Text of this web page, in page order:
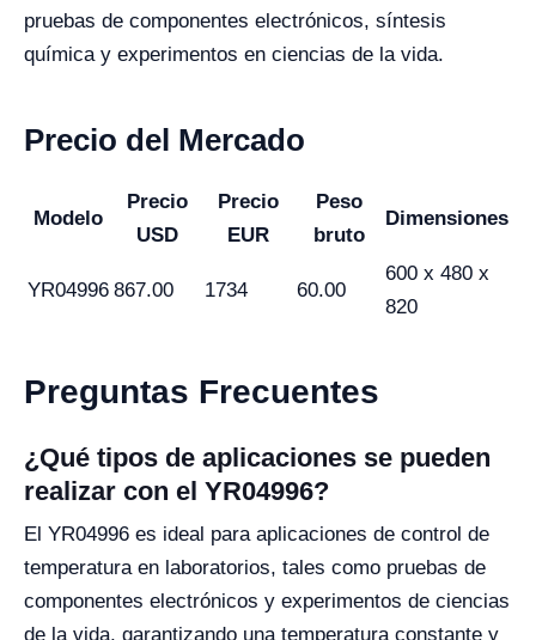
pruebas de componentes electrónicos, síntesis
química y experimentos en ciencias de la vida.
Precio del Mercado
Modelo
Precio
USD
Precio
EUR
Peso
bruto
Dimensiones
YR04996 867.00 1734 60.00
600 x 480 x
820
Preguntas Frecuentes
¿Qué tipos de aplicaciones se pueden
realizar con el YR04996?
El YR04996 es ideal para aplicaciones de control de
temperatura en laboratorios, tales como pruebas de
componentes electrónicos y experimentos de ciencias
de la vida, garantizando una temperatura constante y